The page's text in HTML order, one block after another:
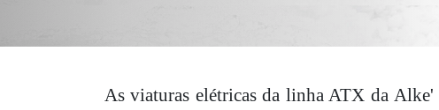
As viaturas elétricas da linha ATX da